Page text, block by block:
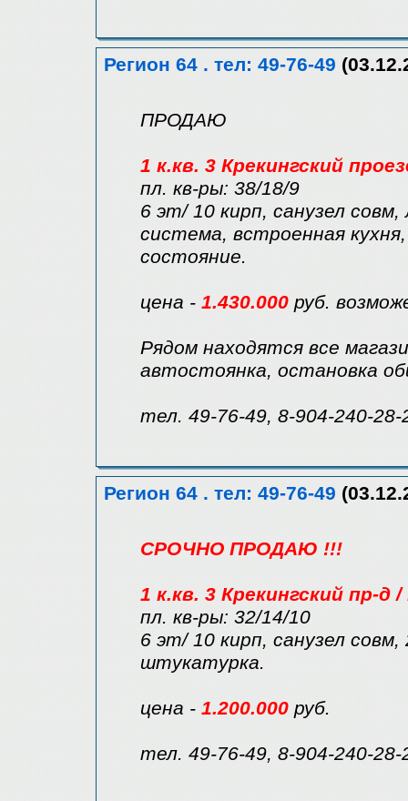
Регион 64 . тел: 49-76-49
ПРОДАЮ
1 к.кв. 3 Крекингский
пл. кв-ры: 38/18/9
6 эт/ 10 кирп, санузел
система, встроенная
состояние.
цена - 1.430.000 руб.
Рядом находятся все
автостоянка, остановка
тел. 49-76-49, 8-904-240-28-
Регион 64 . тел: 49-76-49
СРОЧНО ПРОДАЮ !!!
1 к.кв. 3 Крекингский пр-д
пл. кв-ры: 32/14/10
6 эт/ 10 кирп, санузел
штукатурка.
цена - 1.200.000 руб.
тел. 49-76-49, 8-904-240-28-